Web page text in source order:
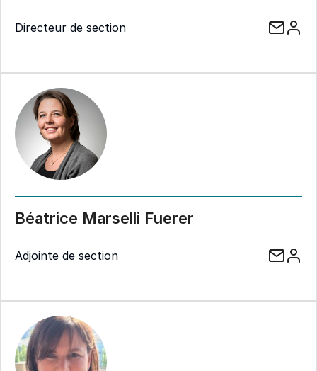
Directeur de section
Béatrice Marselli Fuerer
Adjointe de section